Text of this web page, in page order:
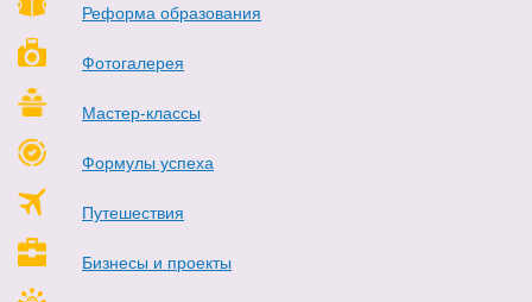
Реформа образования
Фотогалерея
Мастер-классы
Формулы успеха
Путешествия
Бизнесы и проекты